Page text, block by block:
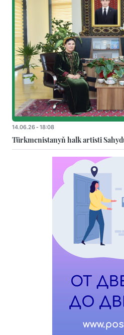
14.06.26 - 18:08
Türkmenistanyň halk artisti